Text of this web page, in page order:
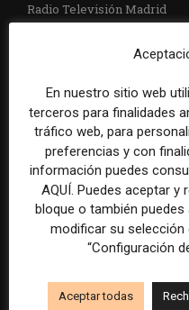
Radio Televisión Madrid
establece un sistema de
control para el uso de la
inteligencia artificial
DEJA UNA RESPUESTA
En nuestro sitio web
terceros para finalidades
tráfico web, para
preferencias y con
información puedes
AQUÍ. Puedes aceptar
bloque o también
modificar su selección
“Configuración
Aceptar todas